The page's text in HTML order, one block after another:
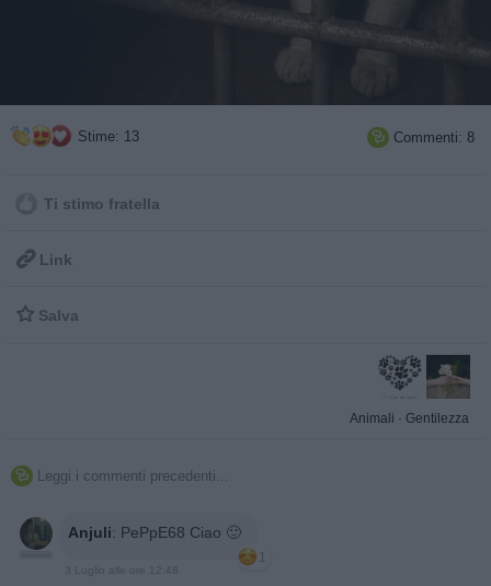
Stime: 13  Commenti: 8
Ti stimo fratella
 Link
 Salva
Animali · Gentilezza
 Leggi i commenti precedenti...
Anjuli: PePpE68 Ciao 🙂
1
3 Luglio alle ore 12:48